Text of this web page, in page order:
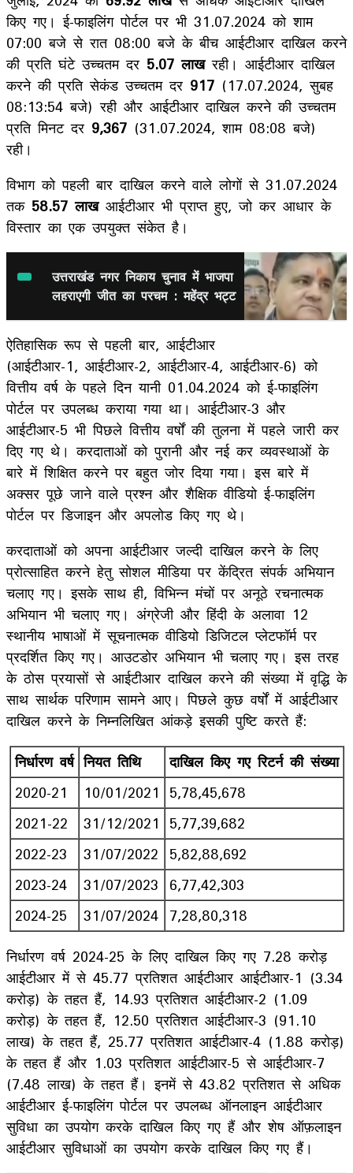
किए गए। ई-फाइलिंग पोर्टल पर भी 31.07.2024 को शाम
07:00 बजे से रात 08:00 बजे के बीच आईटीआर दाखिल करने
की प्रति घंटे उच्चतम दर 5.07 लाखरही। आईटीआर दाखिल
करने की प्रति सेकंड उच्चतम दर 917 (17.07.2024, सुबह
08:13:54 बजे) रही और आईटीआर दाखिल करने की उच्चतम
प्रति मिनट दर 9,367 (31.07.2024, शाम 08:08 बजे)
रही।
विभाग को पहली बार दाखिल करने वाले लोगों से 31.07.2024
तक 58.57 लाखआईटीआर भी प्राप्त हुए, जो कर आधार के
विस्तार का एक उपयुक्त संकेत है।
उत्तराखंड नगर निकाय चुनाव में भाजपा
लहराएगी जीत का परचम : महेंद्र भट्ट
ऐतिहासिक रूप से पहली बार, आईटीआर
(आईटीआर-1, आईटीआर-2, आईटीआर-4, आईटीआर-6) को
वित्तीय वर्ष के पहले दिन यानी 01.04.2024 को ई-फाइलिंग
पोर्टल पर उपलब्ध कराया गया था। आईटीआर-3 और
आईटीआर-5 भी पिछले वित्तीय वर्षों की तुलना में पहले जारी कर
दिए गए थे। करदाताओं को पुरानी और नई कर व्यवस्थाओं के
बारे में शिक्षित करने पर बहुत जोर दिया गया। इस बारे में
अक्सर पूछे जाने वाले प्रश्न और शैक्षिक वीडियो ई-फाइलिंग
पोर्टल पर डिजाइन और अपलोड किए गए थे।
करदाताओं को अपना आईटीआर जल्दी दाखिल करने के लिए
प्रोत्साहित करने हेतु सोशल मीडिया पर केंद्रित संपर्क अभियान
चलाए गए। इसके साथ ही, विभिन्न मंचों पर अनूठे रचनात्मक
अभियान भी चलाए गए। अंग्रेजी और हिंदी के अलावा 12
स्थानीय भाषाओं में सूचनात्मक वीडियो डिजिटल प्लेटफॉर्म पर
प्रदर्शित किए गए। आउटडोर अभियान भी चलाए गए। इस तरह
के ठोस प्रयासों से आईटीआर दाखिल करने की संख्या में वृद्धि के
साथ सार्थक परिणाम सामने आए। पिछले कुछ वर्षों में आईटीआर
दाखिल करने के निम्नलिखित आंकड़े इसकी पुष्टि करते हैं:
निर्धारण वर्ष नियत तिथि
दाखिल किए गए रिटर्न की संख्या
2020-21
10/01/2021 5,78,45,678
2021-22 31/12/2021 5,77,39,682
2022-23 31/07/2022 5,82,88,692
2023-24 31/07/2023 6,77,42,303
2024-25 31/07/2024 7,28,80,318
निर्धारण वर्ष 2024-25 के लिए दाखिल किए गए 7.28 करोड़
आईटीआर में से 45.77 प्रतिशत आईटीआर आईटीआर-1 (3.34
करोड़) के तहत हैं, 14.93 प्रतिशत आईटीआर-2 (1.09
करोड़) के तहत हैं, 12.50 प्रतिशत आईटीआर-3 (91.10
लाख) के तहत हैं, 25.77 प्रतिशत आईटीआर-4 (1.88 करोड़)
के तहत हैं और 1.03 प्रतिशत आईटीआर-5 से आईटीआर-7
(7.48 लाख) के तहत हैं। इनमें से 43.82 प्रतिशत से अधिक
आईटीआर ई-फाइलिंग पोर्टल पर उपलब्ध ऑनलाइन आईटीआर
सुविधा का उपयोग करके दाखिल किए गए हैं और शेष ऑफ़लाइन
आईटीआर सुविधाओं का उपयोग करके दाखिल किए गए हैं।